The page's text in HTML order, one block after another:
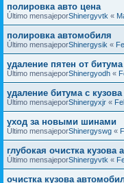
полировка авто цена
Último mensajeporShinergyvtk «
полировка автомобиля
Último mensajeporShinergysik «
удаление пятен от битума
Último mensajeporShinergyodh «
удаление битума с кузова
Último mensajeporShinergyxjr «
уход за новыми шинами
Último mensajeporShinergyswg «
глубокая очистка кузова
Último mensajeporShinergyvtk «
очистка кузова